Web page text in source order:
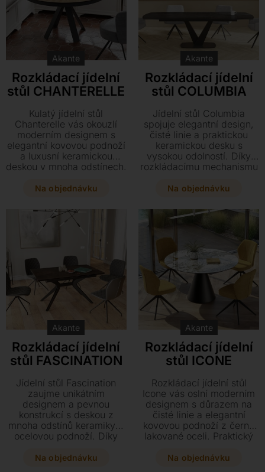
Akante
Rozkládací jídelní
stůl CHANTERELLE
Kulatý jídelní stůl
Chanterelle vás okouzlí
moderním designem s
elegantní kovovou podnoží
a luxusní keramickou
deskou v mnoha odstínech.
rozkládacímu mechanismu
počtu hostů a vytvoříte
dokonalé místo pro
společné stolování.
Na objednávku
Akante
Rozkládací jídelní
stůl COLUMBIA
Jídelní stůl Columbia
spojuje elegantní design,
čisté linie a praktickou
keramickou desku s
vysokou odolností. Díky
rozkládacímu mechanismu
získáte stylový i funkční
stolování i větší hostiny.
Na objednávku
Akante
Rozkládací jídelní
stůl FASCINATION
Jídelní stůl Fascination
zaujme unikátním
designem a pevnou
konstrukcí s deskou z
mnoha odstínů keramiky a
ocelovou podnoží. Díky
délky vytvoří velkorysý
Na objednávku
Akante
Rozkládací jídelní
stůl ICONE
Rozkládací jídelní stůl
Icone vás oslní moderním
designem s důrazem na
čisté linie a elegantní
kovovou podnoží z černé
lakované oceli. Praktický
keramická deska v mnoha
Na objednávku